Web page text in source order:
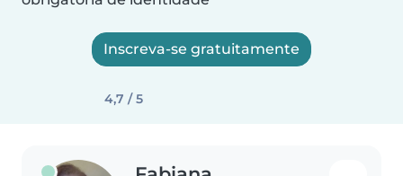
Inscreva-se gratuitamente
4,7 / 5